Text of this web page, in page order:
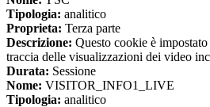
Tipologia: analitico
Proprieta: Terza parte
Descrizione: Questo cookie è
traccia delle visualizzazioni dei video
Durata: Sessione
Nome: VISITOR_INFO1_LIVE
Tipologia: analitico